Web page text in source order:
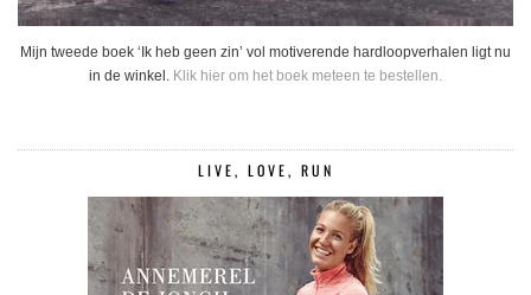
Mijn tweede boek ‘Ik heb geen zin’ vol motiverende hardloopverhalen ligt nu
in de winkel. Klik hier om het boek meteen te bestellen.
LIVE, LOVE, RUN